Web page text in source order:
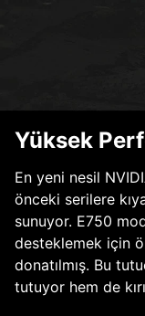
Yüksek
En yeni nesil
önceki serilere
sunuyor. E750
desteklemek için
donatılmış. Bu
tutuyor hem de